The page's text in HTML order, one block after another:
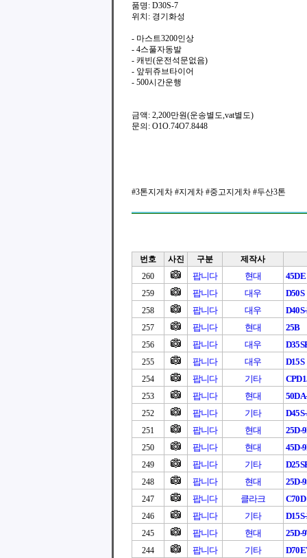
품명: D30S-7
위치: 경기화성
- 마스트3200인상
- 4스풀자동발
- 캐빈(운전석문없음)
- 앞뒤쥬브타이어
- 500시간운행
금액: 2,200만원(운송별도,vat별도)
문의: O1O.74O7.8448
#3톤지게차 #지게차 #중고지게차 #두산3톤
번호 사진 구분
제작사
260
팝니다 현대 45DE
259 팝니다 대우 D50S
258 팝니다 대우
257 팝니다 현대 25B
256 팝니다 대우
255 팝니다 대우 D15S
254 팝니다 기타
253 팝니다 현대
252 팝니다 기타
251 팝니다 현대 25D-
250 팝니다 현대 45D-
249 팝니다 기타
248 팝니다 현대 25D-
247 팝니다 클라크 C70D
246 팝니다 기타
245 팝니다 현대 25D-
244 팝니다 기타